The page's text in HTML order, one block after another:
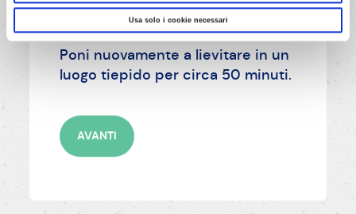
Usa solo i cookie necessari
Poni nuovamente a lievitare in un
luogo tiepido per circa 50 minuti.
AVANTI